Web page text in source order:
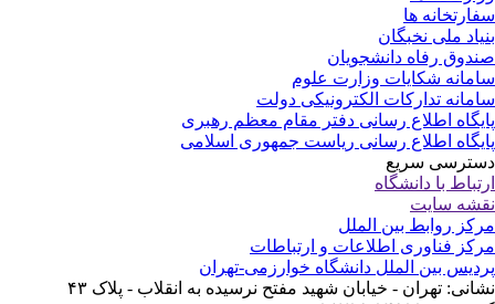
ها
ملی نخبگان
رفاه دانشجویان
شکایات وزارت علوم
تدارکات الکترونیکی دولت
اطلاع رسانی دفتر مقام معظم رهبری
اطلاع رسانی ریاست جمهوری اسلامی
سریع
با دانشگاه
سایت
روابط بین الملل
فناوری اطلاعات و ارتباطات
بین الملل دانشگاه خوارزمی-تهران
تهران - خیابان شهید مفتح نرسیده به انقلاب - پلاک ۴۳